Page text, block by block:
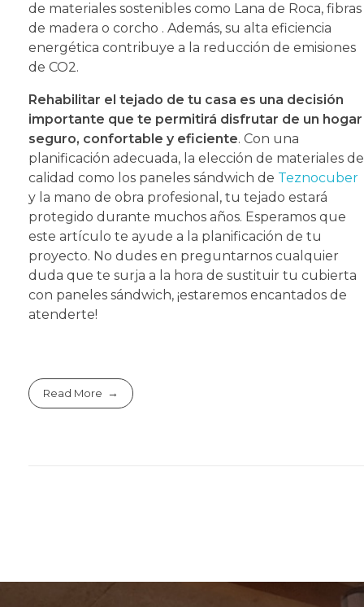
de materiales sostenibles como Lana de Roca, fibras
de madera o corcho . Además, su alta eficiencia
energética contribuye a la reducción de emisiones
de CO2.
Rehabilitar el tejado de tu casa es una decisión
importante que te permitirá disfrutar de un hogar
seguro, confortable y eficiente. Con una
planificación adecuada, la elección de materiales de
calidad como los paneles sándwich de Teznocuber
y la mano de obra profesional, tu tejado estará
protegido durante muchos años. Esperamos que
este artículo te ayude a la planificación de tu
proyecto. No dudes en preguntarnos cualquier
duda que te surja a la hora de sustituir tu cubierta
con paneles sándwich, ¡estaremos encantados de
atenderte!
Read More